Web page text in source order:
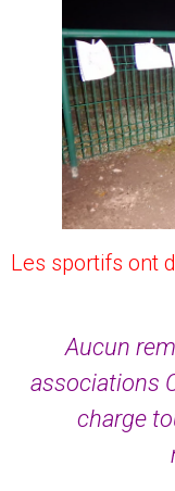
Les sportifs ont
Aucun
associations
charge